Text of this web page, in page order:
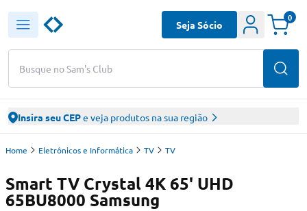
Busque no Sam's Club
Seja Sócio
0
Insira seu CEPe veja produtos na sua região
Home Eletrônicos e Informática TV TV
Smart TV Crystal 4K 65' UHD
65BU8000 Samsung